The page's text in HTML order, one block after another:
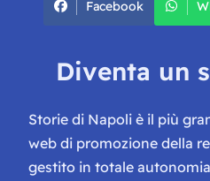
Facebook
Diventa un
Storie di Napoli è il più
web di promozione della
gestito in totale